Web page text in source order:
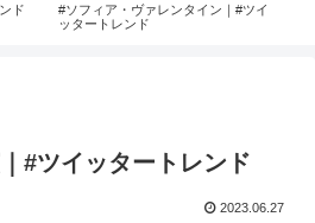
ド
#ソフィア・ヴァレンタイン｜#ツイ
ッタートレンド
#ツイッタートレンド
2023.06.27